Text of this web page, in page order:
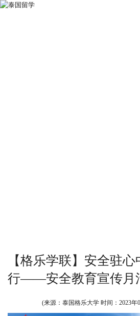
【格乐学联】安全驻
行——安全教育宣传月
(来源：泰国格乐大学 时间： 2023年